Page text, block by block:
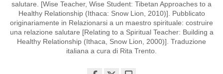
salutare. [Wise Teacher, Wise Student: Tibetan Approaches to a
Healthy Relationship (Ithaca: Snow Lion, 2010)]. Pubblicato
originariamente in Relazionarsi a un maestro spirituale: costruire
una relazione salutare [Relating to a Spiritual Teacher: Building a
Healthy Relationship (Ithaca, Snow Lion, 2000)]. Traduzione
italiana a cura di Rita Trento.